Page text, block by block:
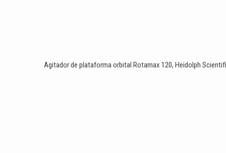
Agitador de plataforma orbital Rotamax 120, Heidolph